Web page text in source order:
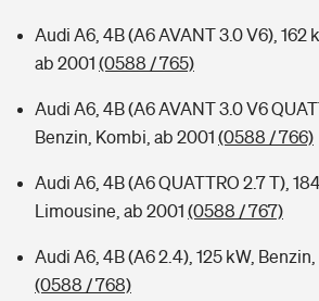
Audi A6, 4B (A6 AVANT 3.0 V6), 162
ab 2001 (0588 / 765)
Audi A6, 4B (A6 AVANT 3.0 V6
Benzin, Kombi, ab 2001 (0588 / 766)
Audi A6, 4B (A6 QUATTRO 2.7 T),
Limousine, ab 2001 (0588 / 767)
Audi A6, 4B (A6 2.4), 125 kW,
(0588 / 768)